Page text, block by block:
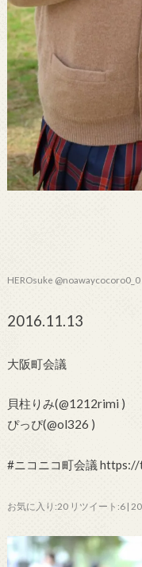
HEROsuke @noawaycocoro0_0
2016.11.13
大阪町会議
貝柱りみ(@1212rimi )
ぴっぴ(@ol326 )
#ニコニコ町会議
お気に入り:20 リツイート:6 |